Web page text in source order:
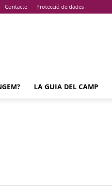
Contacte Protecció de dades
LA GUIA DEL CAMP